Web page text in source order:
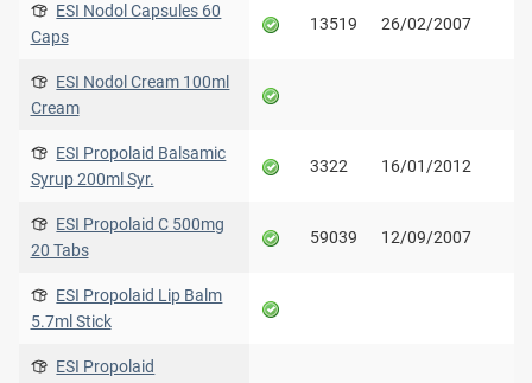
ESI Nodol Capsules 60
Caps
13519 26/02/2007
ESI Nodol Cream 100ml
Cream
ESI Propolaid Balsamic
Syrup 200ml Syr.
3322 16/01/2012
ESI Propolaid C 500mg
20 Tabs
59039 12/09/2007
ESI Propolaid Lip Balm
5.7ml Stick
ESI Propolaid